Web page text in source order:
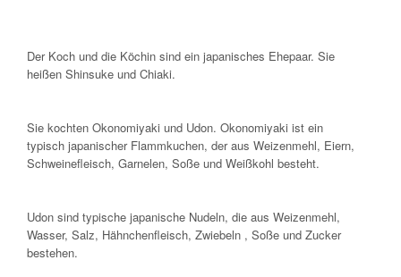
Der Koch und die Köchin sind ein japanisches Ehepaar. Sie
heißen Shinsuke und Chiaki.
Sie kochten Okonomiyaki und Udon. Okonomiyaki ist ein
typisch japanischer Flammkuchen, der aus Weizenmehl, Eiern,
Schweinefleisch, Garnelen, Soße und Weißkohl besteht.
Udon sind typische japanische Nudeln, die aus Weizenmehl,
Wasser, Salz, Hähnchenfleisch, Zwiebeln , Soße und Zucker
bestehen.